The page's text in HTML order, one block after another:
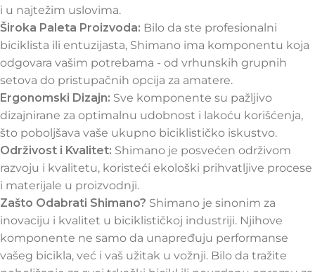
i u najtežim uslovima.
Široka Paleta Proizvoda: Bilo da ste profesionalni
biciklista ili entuzijasta, Shimano ima komponentu koja
odgovara vašim potrebama - od vrhunskih grupnih
setova do pristupačnih opcija za amatere.
Ergonomski Dizajn: Sve komponente su pažljivo
dizajnirane za optimalnu udobnost i lakoću korišćenja,
što poboljšava vaše ukupno biciklističko iskustvo.
Održivost i Kvalitet: Shimano je posvećen održivom
razvoju i kvalitetu, koristeći ekološki prihvatljive procese
i materijale u proizvodnji.
Zašto Odabrati Shimano? Shimano je sinonim za
inovaciju i kvalitet u biciklističkoj industriji. Njihove
komponente ne samo da unapređuju performanse
vašeg bicikla, već i vaš užitak u vožnji. Bilo da tražite